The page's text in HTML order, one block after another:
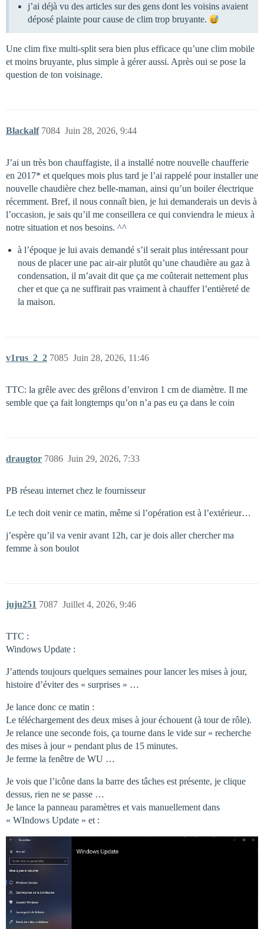
j’ai déjà vu des articles sur des gens dont les voisins avaient
déposé plainte pour cause de clim trop bruyante.
Une clim fixe multi-split sera bien plus efficace qu’une clim mobile
et moins bruyante, plus simple à gérer aussi. Après oui se pose la
question de ton voisinage.
Blackalf Juin 28, 2026, 9:44
7084
J’ai un très bon chauffagiste, il a installé notre nouvelle chaufferie
en 2017* et quelques mois plus tard je l’ai rappelé pour installer une
nouvelle chaudière chez belle-maman, ainsi qu’un boiler électrique
récemment. Bref, il nous connaît bien, je lui demanderais un devis à
l’occasion, je sais qu’il me conseillera ce qui conviendra le mieux à
notre situation et nos besoins. ^^
à l’époque je lui avais demandé s’il serait plus intéressant pour
nous de placer une pac air-air plutôt qu’une chaudière au gaz à
condensation, il m’avait dit que ça me coûterait nettement plus
cher et que ça ne suffirait pas vraiment à chauffer l’entièreté de
la maison.
v1rus_2_2 Juin 28, 2026, 11:46
7085
TTC: la grêle avec des grêlons d’environ 1 cm de diamètre. Il me
semble que ça fait longtemps qu’on n’a pas eu ça dans le coin
draugtor Juin 29, 2026, 7:33
7086
PB réseau internet chez le fournisseur
Le tech doit venir ce matin, même si l’opération est à l’extérieur…
j’espère qu’il va venir avant 12h, car je dois aller chercher ma
femme à son boulot
juju251 Juillet 4, 2026, 9:46
7087
TTC :
Windows Update :
J’attends toujours quelques semaines pour lancer les mises à jour,
histoire d’éviter des « surprises » …
Je lance donc ce matin :
Le téléchargement des deux mises à jour échouent (à tour de rôle).
Je relance une seconde fois, ça tourne dans le vide sur « recherche
des mises à jour » pendant plus de 15 minutes.
Je ferme la fenêtre de WU …
Je vois que l’icône dans la barre des tâches est présente, je clique
dessus, rien ne se passe …
Je lance la panneau paramètres et vais manuellement dans
« WIndows Update » et :